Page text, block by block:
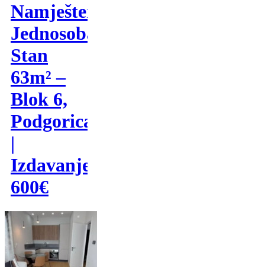
Namješten
Jednosoban
Stan
63m² –
Blok 6,
Podgorica
|
Izdavanje
600€